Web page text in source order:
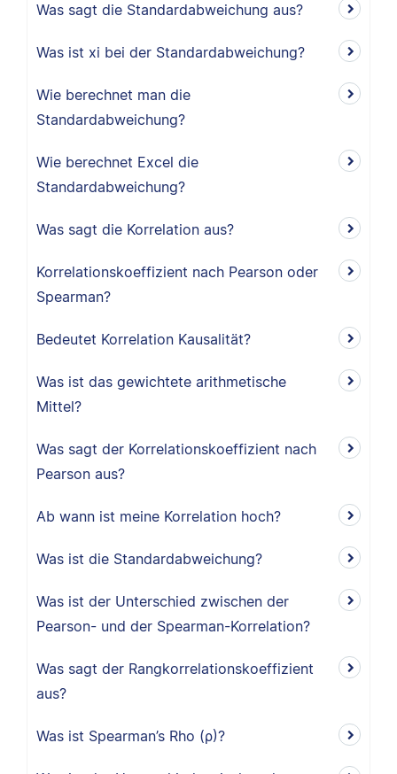
Was sagt die Standardabweichung aus?
Was ist xi bei der Standardabweichung?
Wie berechnet man die
Standardabweichung?
Wie berechnet Excel die
Standardabweichung?
Was sagt die Korrelation aus?
Korrelationskoeffizient nach Pearson oder
Spearman?
Bedeutet Korrelation Kausalität?
Was ist das gewichtete arithmetische
Mittel?
Was sagt der Korrelationskoeffizient nach
Pearson aus?
Ab wann ist meine Korrelation hoch?
Was ist die Standardabweichung?
Was ist der Unterschied zwischen der
Pearson- und der Spearman-Korrelation?
Was sagt der Rangkorrelationskoeffizient
aus?
Was ist Spearman’s Rho (ρ)?